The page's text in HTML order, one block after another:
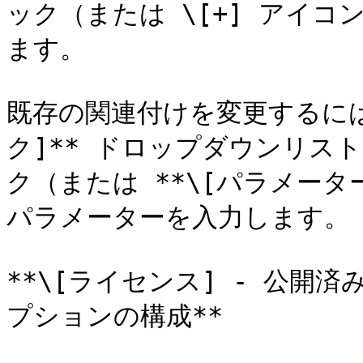
ック（または \[+] アイコン
ます。
既存の関連付けを変更する
ク]** ドロップダウンリス
ク（または **\[パラメータ
パラメーターを入力します。
**\[ライセンス] - 公開済み
プションの構成**